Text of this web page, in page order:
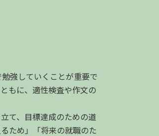
強していくことが重要で
もに、適性検査や作文の
て、目標達成のための道
ため」「将来の就職のた